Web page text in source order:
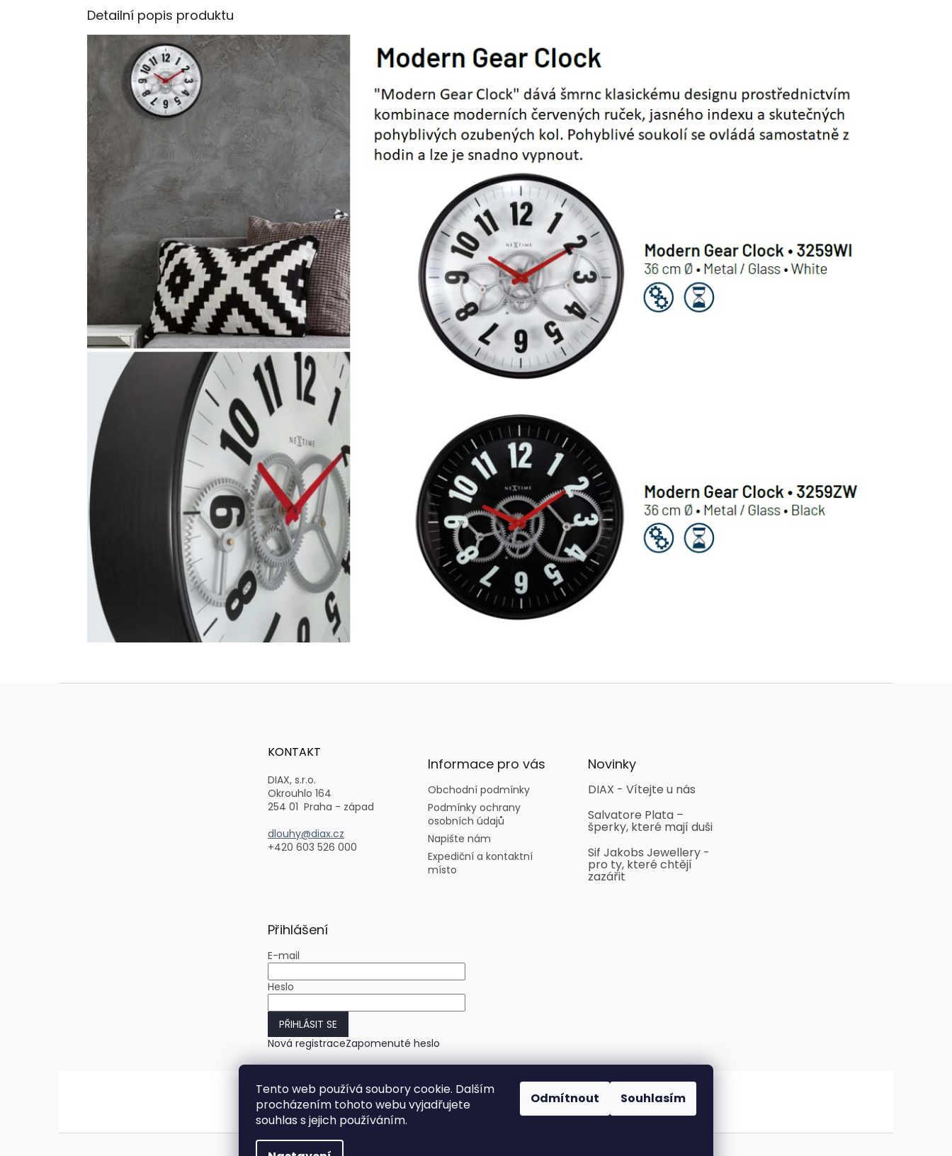
Tento web používá soubory cookie. Dalším
procházením tohoto webu vyjadřujete
souhlas s jejich používáním.
Odmítnout Souhlasím
Detailní popis produktu
KONTAKT
DIAX, s.r.o.
Okrouhlo 164
254 01 Praha - západ
dlouhy@diax.cz
+420 603 526 000
Informace pro vás
Obchodní podmínky
Podmínky ochrany
osobních údajů
Napište nám
Expediční a kontaktní
místo
Novinky
DIAX - Vítejte u nás
Salvatore Plata –
šperky, které mají duši
Sif Jakobs Jewellery -
pro ty, které chtějí
zazářit
Přihlášení
E-mail
Heslo
PŘIHLÁSIT SE
Nová registraceZapomenuté heslo